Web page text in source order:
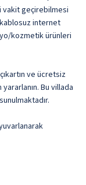
vakit geçirebilmesi
kablosuz internet
kozmetik ürünleri
ve ücretsiz
Bu villada